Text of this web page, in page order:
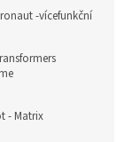
-vícefunkční
- Matrix